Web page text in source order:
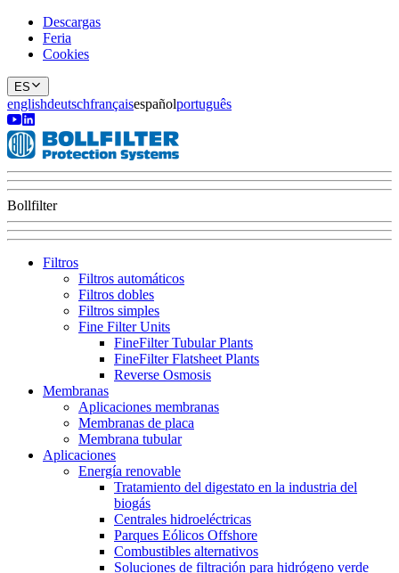
Descargas
Feria
Cookies
ES
englishdeutschfrançaisespañolportuguês
Bollfilter
Filtros
Filtros automáticos
Filtros dobles
Filtros simples
Fine Filter Units
FineFilter Tubular Plants
FineFilter Flatsheet Plants
Reverse Osmosis
Membranas
Aplicaciones membranas
Membranas de placa
Membrana tubular
Aplicaciones
Energía renovable
Tratamiento del digestato en la industria del
biogás
Centrales hidroeléctricas
Parques Eólicos Offshore
Combustibles alternativos
Soluciones de filtración para hidrógeno verde